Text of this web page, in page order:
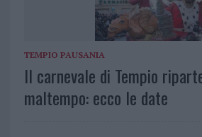
TEMPIO PAUSANIA
Il carnevale di Tempio
maltempo: ecco le date